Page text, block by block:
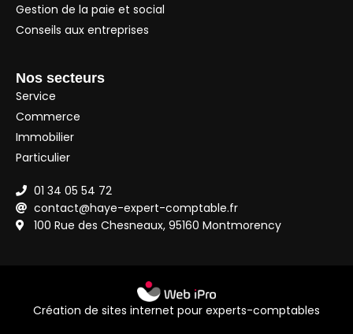
Gestion de la paie et social
Conseils aux entreprises
Nos secteurs
Service
Commerce
Immobilier
Particulier
01 34 05 54 72
contact@haye-expert-comptable.fr
100 Rue des Chesneaux, 95160 Montmorency
Création de sites internet pour experts-comptables